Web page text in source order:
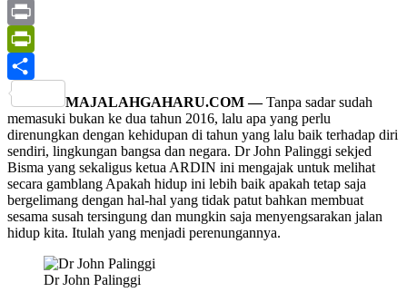
Mail
Email
Print
PrintFriendly
MAJALAHGAHARU.COM —Tanpa sadar sudah
memasuki bukan ke dua tahun 2016, lalu apa yang perlu
direnungkan dengan kehidupan di tahun yang lalu baik terhadap diri
sendiri, lingkungan bangsa dan negara. Dr John Palinggi sekjed
Bisma yang sekaligus ketua ARDIN ini mengajak untuk melihat
secara gamblang Apakah hidup ini lebih baik apakah tetap saja
bergelimang dengan hal-hal yang tidak patut bahkan membuat
sesama susah tersingung dan mungkin saja menyengsarakan jalan
hidup kita. Itulah yang menjadi perenungannya.
Dr John Palinggi